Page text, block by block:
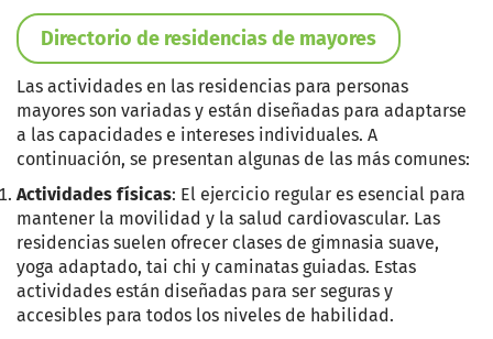
Directorio de residencias de mayores
Las actividades en las residencias para personas
mayores son variadas y están diseñadas para adaptarse
a las capacidades e intereses individuales. A
continuación, se presentan algunas de las más comunes:
Actividades físicas: El ejercicio regular es esencial para
mantener la movilidad y la salud cardiovascular. Las
residencias suelen ofrecer clases de gimnasia suave,
yoga adaptado, tai chi y caminatas guiadas. Estas
actividades están diseñadas para ser seguras y
accesibles para todos los niveles de habilidad.